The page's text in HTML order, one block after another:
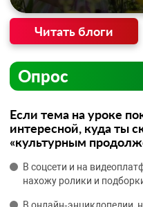
Читать блоги
Опрос
Если тема на уроке
интересной, куда ты
«культурным
В соцсети и на
нахожу ролики и